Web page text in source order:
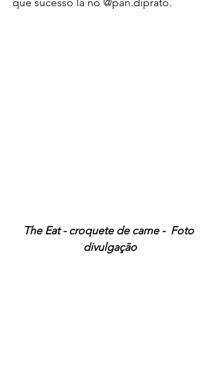
The Eat - croquete de carne -  Foto
divulgação